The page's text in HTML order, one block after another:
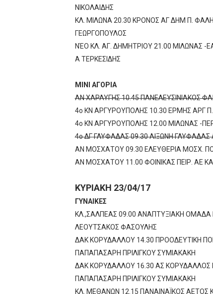
ΝΙΚΟΛΑΙΔΗΣ
ΚΛ. ΜΙΛΩΝΑ 20.30 ΚΡΟΝΟΣ ΑΓ ΔΗΜ Π.
ΓΕΩΡΓΟΠΟΥΛΟΣ
ΝΈΟ ΚΛ. ΑΓ. ΔΗΜΗΤΡΙΟΥ 21.00 ΜΙΛΩΝΑΣ
A ΤΕΡΚΕΣΙΔΗΣ
ΜΙΝΙ ΑΓΟΡΙΑ
ΑΝ ΧΑΡΑΥΓΗΣ 10.45 ΠΑΝΕΛΕΥΣΙΝΙΑΚΟΣ
4ο ΚΝ ΑΡΓΥΡΟΥΠΟΛΗΣ 10.30 ΕΡΜΗΣ ΑΡΓ
4ο ΚΝ ΑΡΓΥΡΟΥΠΟΛΗΣ 12.00 ΜΙΛΩΝΑΣ -
4ο ΔΓ ΓΛΥΦΑΔΑΣ 09.30 ΑΙΞΩΝΗ
ΑΝ ΜΟΣΧΑΤΟΥ 09.30 ΕΛΕΥΘΕΡΙΑ ΜΟΣΧ.
ΑΝ ΜΟΣΧΑΤΟΥ 11.00 ΦΟΙΝΙΚΑΣ ΠΕΙΡ. ΑΕ
ΚΥΡΙΑΚΗ 23/04/17
ΓΥΝΑΙΚΕΣ
ΚΛ.,ΣΑΛΠΕΑΣ 09.00 ΑΝΑΠΤΥΞΙΑΚΗ ΟΜΑΔΑ
ΛΕΟΥΤΣΑΚΟΣ ΦΑΣΟΥΛΗΣ
ΔΑΚ ΚΟΡΥΔΑΛΛΟΥ 14.30 ΠΡΟΟΔΕΥΤΙΚΗ
ΠΑΠΑΠΑΣΑΡΗ ΠΡΙΛΙΓΚΟΥ ΣΥΜΙΑΚΑΚΗ
ΔΑΚ ΚΟΡΥΔΑΛΛΟΥ 16.30 ΑΣ ΚΟΡΥΔΑΛΛΟΣ
ΠΑΠΑΠΑΣΑΡΗ ΠΡΙΛΙΓΚΟΥ ΣΥΜΙΑΚΑΚΗ
ΚΛ. ΜΕΘΑΝΩΝ 12.15 ΠΑΝΑΙΝΑΪΚΟΣ ΑΕΤΟΣ